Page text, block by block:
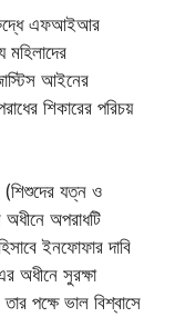
এফআইআর
আইনের
শিকারের পরিচয়
(শিশুদের যত্ন ও
অপরাধটি
ইনফোফার দাবি
অধীনে সুরক্ষা
পক্ষে ভাল বিশ্বাসে